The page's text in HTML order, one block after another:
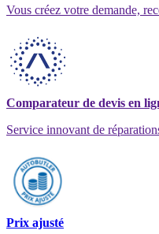
Vous créez votre demande,
Comparateur de devis en
Service innovant de
Prix ajusté